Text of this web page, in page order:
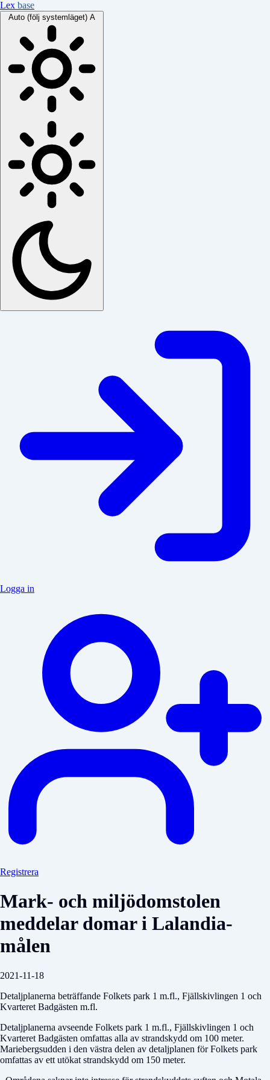
Lex base
Auto (följ systemläget) A
Logga in
Registrera
Mark- och miljödomstolen
meddelar domar i Lalandia-
målen
2021-11-18
Detaljplanerna beträffande Folkets park 1 m.fl., Fjällskivlingen 1 och
Kvarteret Badgästen m.fl.
Detaljplanerna avseende Folkets park 1 m.fl., Fjällskivlingen 1 och
Kvarteret Badgästen omfattas alla av strandskydd om 100 meter.
Mariebergsudden i den västra delen av detaljplanen för Folkets park
omfattas av ett utökat strandskydd om 150 meter.